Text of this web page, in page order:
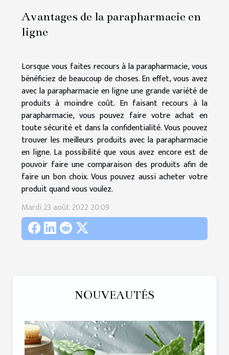
Avantages de la parapharmacie en
ligne
Lorsque vous faites recours à la parapharmacie, vous
bénéficiez de beaucoup de choses. En effet, vous avez
avec la parapharmacie en ligne une grande variété de
produits à moindre coût. En faisant recours à la
parapharmacie, vous pouvez faire votre achat en
toute sécurité et dans la confidentialité. Vous pouvez
trouver les meilleurs produits avec la parapharmacie
en ligne. La possibilité que vous avez encore est de
pouvoir faire une comparaison des produits afin de
faire un bon choix. Vous pouvez aussi acheter votre
produit quand vous voulez.
Mardi 23 août 2022 20:09
NOUVEAUTÉS